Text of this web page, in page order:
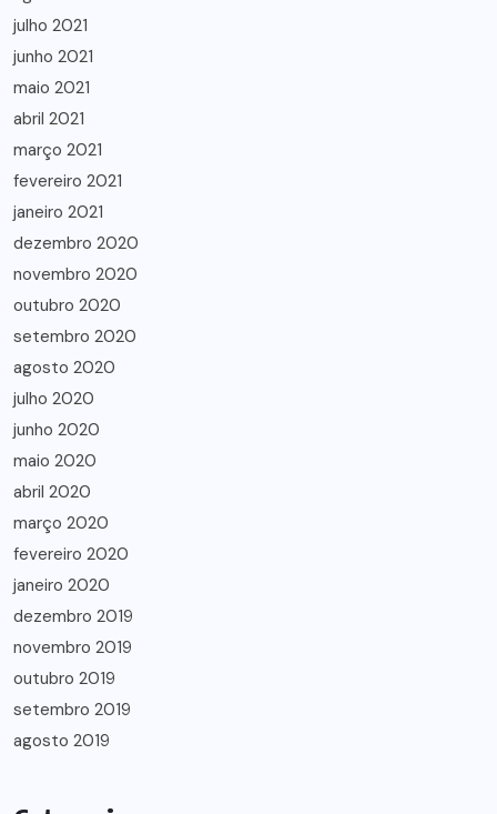
julho 2021
junho 2021
maio 2021
abril 2021
março 2021
fevereiro 2021
janeiro 2021
dezembro 2020
novembro 2020
outubro 2020
setembro 2020
agosto 2020
julho 2020
junho 2020
maio 2020
abril 2020
março 2020
fevereiro 2020
janeiro 2020
dezembro 2019
novembro 2019
outubro 2019
setembro 2019
agosto 2019